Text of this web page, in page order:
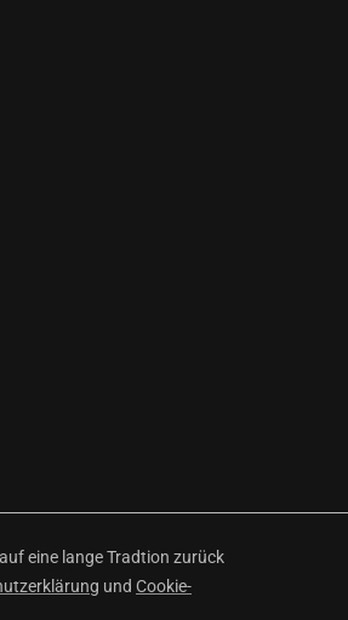
eine lange Tradtion zurück
und Cookie-